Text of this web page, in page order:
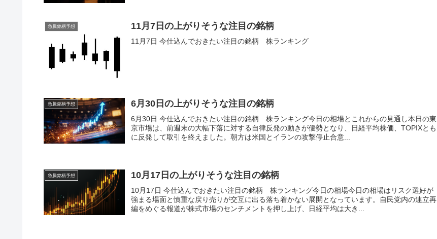
急騰銘柄予想 11月7日の上がりそうな注目の銘柄
11月7日 今仕込んでおきたい注目の銘柄 株ランキング
急騰銘柄予想 6月30日の上がりそうな注目の銘柄
6月30日 今仕込んでおきたい注目の銘柄 株ランキング今日の相場とこれからの見通し本日の東
京市場は、前週末の大幅下落に対する自律反発の動きが優勢となり、日経平均株価、TOPIXとも
に反発して取引を終えました。朝方は米国とイランの攻撃停止合意...
急騰銘柄予想 10月17日の上がりそうな注目の銘柄
10月17日 今仕込んでおきたい注目の銘柄 株ランキング今日の相場今日の相場はリスク選好が
強まる場面と慎重な戻り売りが交互に出る落ち着かない展開となっています。自民党内の連立再
編をめぐる報道が株式市場のセンチメントを押し上げ、日経平均は大き...